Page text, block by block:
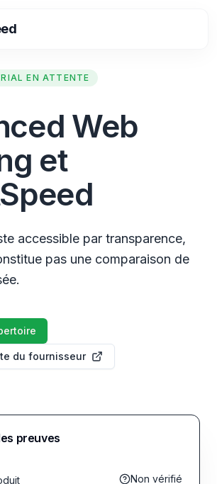
EN ATTENTE
Web
et
accessible par transparence,
pas une comparaison de
du fournisseur
preuves
Non vérifié